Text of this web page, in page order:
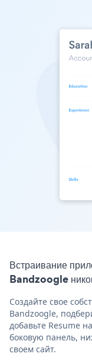
Встраивание
Bandzoogle
Создайте свое
Bandzoogle,
добавьте Resume
боковую панель,
своем сайт.